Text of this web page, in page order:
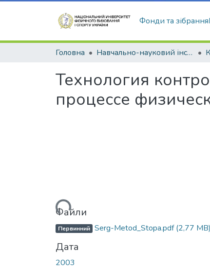
Фонди та зібрання
Головна Навчально-науковий інститут здоров'я, реабілітації та фізичного виховання
Технология
процессе
Вантажиться...
Файли
Первинний Serg-Metod_Stopa.pdf(2,77 MB)
Дата
2003